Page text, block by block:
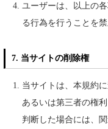
ユーザーは、以上の
る行為を行うことを禁
7. 当サイトの削除権
当サイトは、本規約
あるいは第三者の権
判断した場合には、